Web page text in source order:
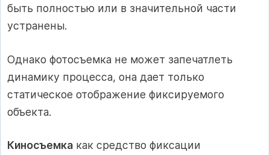
быть полностью или в значительной части
устранены.
Однако фотосъемка не может запечатлеть
динамику процесса, она дает только
статическое отображение фиксируемого
объекта.
Киносъемка как средство фиксации